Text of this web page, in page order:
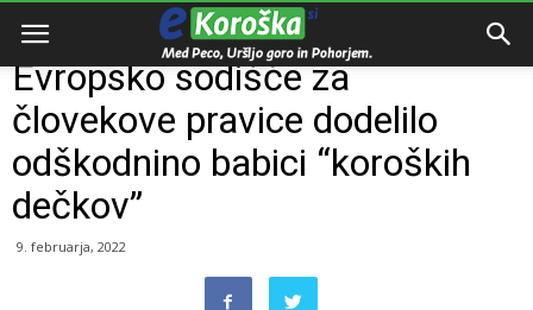
Domov
Evropsko sodišče za
človekove pravice dodelilo
odškodnino babici “koroških
dečkov”
9. februarja, 2022